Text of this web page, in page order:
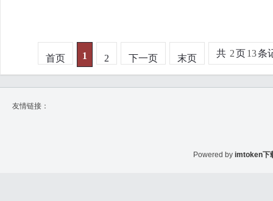
首页 1 2 下一页 末页 共 2页13条
友情链接：
Powered by imtoken下